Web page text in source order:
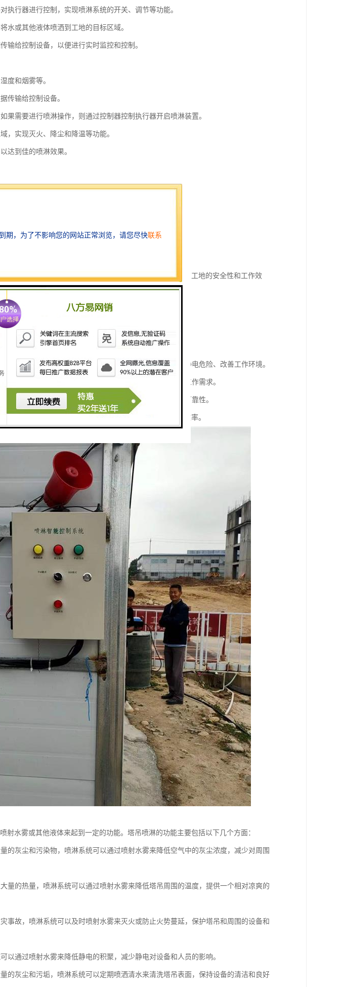
执行器进行控制，实现喷淋系统的开关、调节等功能。
水或其他液体喷洒到工地的目标区域。
输给控制设备，以便进行实时监控和控制。
度和烟雾等。
传输给控制设备。
果需要进行喷淋操作，则通过控制器控制执行器开启喷淋装置。
，实现灭火、降尘和降温等功能。
达到佳的喷淋效果。
发现问题并采取措施。
避免浪费水资源。
问题，提高工作效率。
的应用，实现了工地环境的实时监测和自动化控制，提高了工地的安全性和工作效
淋作业。其特点包括：
雾，能够迅速降低温度，有效节约水资源和能源消耗。
整，可以进行降温、除尘、减少静电等多种功能。
码头、矿山、钢铁厂等环境中，能够有效降低灰尘、减少静电危险、改善工作环境。
调整喷淋角度、喷淋范围和喷淋强度，以适应不同环境和工作需求。
，具有自动控制、远程监控等功能，保证喷淋操作的安全可靠性。
用、灵活性和安全可靠等特点，能够提高工作环境和工作效率。
射水雾或其他液体来起到一定的功能。塔吊喷淋的功能主要包括以下几个方面：
的灰尘和污染物，喷淋系统可以通过喷射水雾来降低空气中的灰尘浓度，减少对周围
量的热量，喷淋系统可以通过喷射水雾来降低塔吊周围的温度，提供一个相对凉爽的
事故，喷淋系统可以及时喷射水雾来灭火或防止火势蔓延，保护塔吊和周围的设备和
以通过喷射水雾来降低静电的积聚，减少静电对设备和人员的影响。
的灰尘和污垢，喷淋系统可以定期喷洒清水来清洗塔吊表面，保持设备的清洁和良好